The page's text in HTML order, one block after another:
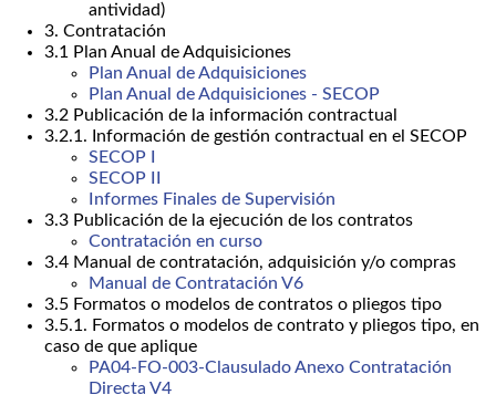
antividad)
3. Contratación
3.1 Plan Anual de Adquisiciones
Plan Anual de Adquisiciones
Plan Anual de Adquisiciones - SECOP
3.2 Publicación de la información contractual
3.2.1. Información de gestión contractual en el SECOP
SECOP I
SECOP II
Informes Finales de Supervisión
3.3 Publicación de la ejecución de los contratos
Contratación en curso
3.4 Manual de contratación, adquisición y/o compras
Manual de Contratación V6
3.5 Formatos o modelos de contratos o pliegos tipo
3.5.1. Formatos o modelos de contrato y pliegos tipo, en
caso de que aplique
PA04-FO-003-Clausulado Anexo Contratación
Directa V4